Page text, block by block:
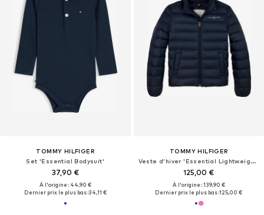
TOMMY HILFIGER
Set 'Essential Bodysuit'
37,90 €
À l'origine : 44,90 €
Dernier prix le plus bas :34,11 €
TOMMY HILFIGER
Veste d’hiver 'Essential Lightweight Down'
125,00 €
À l'origine : 139,90 €
Dernier prix le plus bas :125,00 €